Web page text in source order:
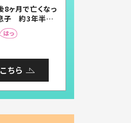
ない」「幸せにな
」
8ヶ月で亡くなっ
子 約3年半
当時の妻の日記
いてあった本音
ちら